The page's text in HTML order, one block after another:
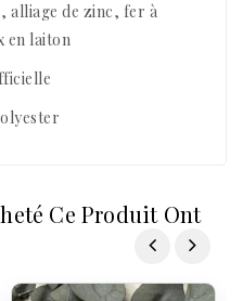
alliage de zinc, fer à
en laiton
Ce Produit Ont